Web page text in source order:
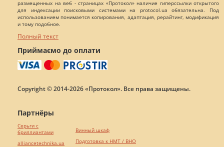
размещенных на веб - страницах «Протокол» наличие гиперссылки открытого
для индексации поисковыми системами на protocol.ua обязательна. Под
использованием понимается копирования, адаптация, рерайтинг, модификация
и тому подобное.
Полный текст
Приймаємо до оплати
Copyright © 2014-2026 «Протокол». Все права защищены.
Партнёры
Серьги с
бриллиантами
alliancetechnika.ua
Винный шкаф
Подготовка к НМТ / ВНО